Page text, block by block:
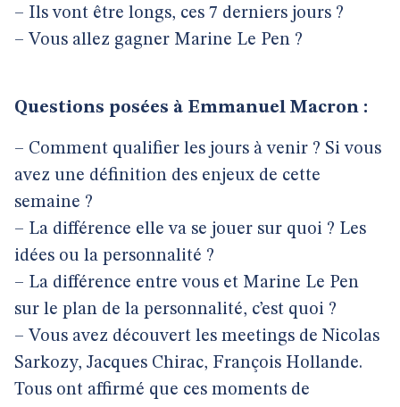
– Ils vont être longs, ces 7 derniers jours ?
– Vous allez gagner Marine Le Pen ?
Questions posées à Emmanuel Macron :
– Comment qualifier les jours à venir ? Si vous
avez une définition des enjeux de cette
semaine ?
– La différence elle va se jouer sur quoi ? Les
idées ou la personnalité ?
– La différence entre vous et Marine Le Pen
sur le plan de la personnalité, c’est quoi ?
– Vous avez découvert les meetings de Nicolas
Sarkozy, Jacques Chirac, François Hollande.
Tous ont affirmé que ces moments de